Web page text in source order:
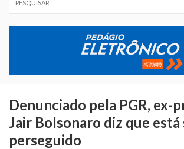
Denunciado pela PGR, ex-
Jair Bolsonaro diz que está
perseguido